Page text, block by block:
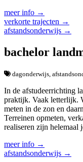
meer info →
verkorte trajecten →
afstandsonderwijs →
bachelor
dagonderwijs,
In de afstudeerrichting
praktijk. Vaak letterlijk.
meten in de zon en
Terreinen opmeten,
realiseren zijn helemaal
meer info →
afstandsonderwijs →